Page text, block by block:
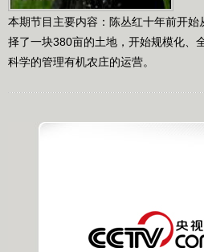
本期节目主要内容：陈丛红十年前开
择了一块380亩的土地，开始规模化、
科学的管理有机农庄的运营。